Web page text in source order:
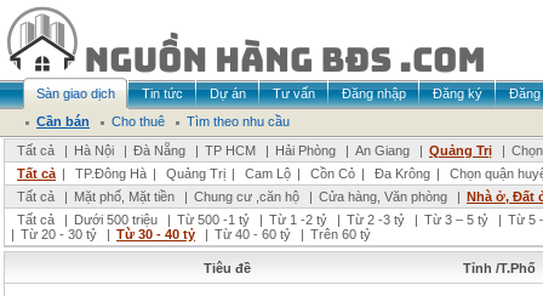
Sàn giao dịch Tin tức Dự án Tư vấn Đăng nhập Đăng ký
Đăng
Cần bán
Cho thuê
Tìm theo nhu cầu
Tất cả
| Hà Nội | Đà Nẵng | TP HCM | Hải Phòng | An Giang | Quảng Trị |
Tất cả | TP.Đông Hà | Quảng Trị | Cam Lộ | Cồn Cỏ | Đa Krông |
Chọn quận
Tất cả
| Mặt phố, Mặt tiền | Chung cư ,căn hộ | Cửa hàng, Văn phòng | Nhà ở, Đất
Tất cả
| Dưới 500 triệu | Từ 500 -1 tỷ | Từ 1 -2 tỷ | Từ 2 -3 tỷ | Từ 3 – 5 tỷ | Từ 5
| Từ 20 - 30 tỷ | Từ 30 - 40 tỷ | Từ 40 - 60 tỷ | Trên 60 tỷ
Tiêu đề Tỉnh /T.Phố